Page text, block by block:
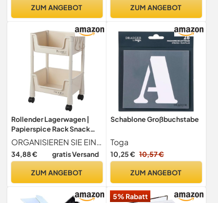
Taschentücher Als
Papierwaren
ZUM ANGEBOT ZUM ANGEBOT
Rollender Lagerwagen |
Papierspice Rack Snack
Cart Organizer |
Aufbewahrungshalter für
kosmetische Papierwaren,
Lagereinrichtung, 2/3/4
Lagerwagen für
ORGANISIEREN SIE EINFACH Holen Sie sich mit diesem Multi-Layer-Rollwagen eine vielseitige und mobile Aufbewahrungslösung. Perfekt für enge Räume, seine vier glatten Räder ermöglichen eine einfache Bewegung, um Ihnen zu helfen, Ordnung zu halten.
34,88 € gratis Versand
ZUM ANGEBOT
Schablone Großbuchstabe
Toga
10,25 € 10,57 €
ZUM ANGEBOT
5% Rabatt